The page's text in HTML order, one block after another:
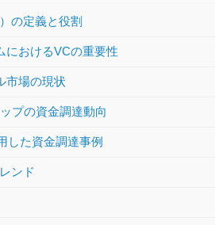
の定義と役割
におけるVCの重要性
市場の現状
プの資金調達動向
した資金調達事例
ンド